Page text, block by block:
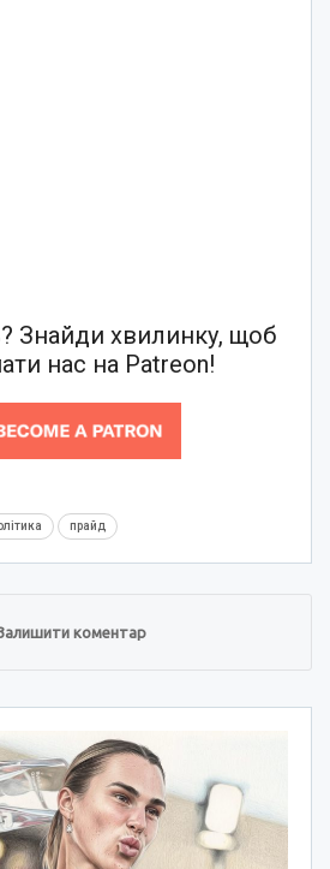
Знайди хвилинку, щоб
нас на Patreon!
прайд
коментар